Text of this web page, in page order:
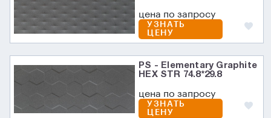
цена по запросу
УЗНАТЬ
ЦЕНУ
PS - Elementary Graphite
HEX STR 74.8*29.8
цена по запросу
УЗНАТЬ
ЦЕНУ